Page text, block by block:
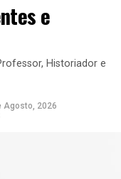
e
Historiador e
Agosto, 2026